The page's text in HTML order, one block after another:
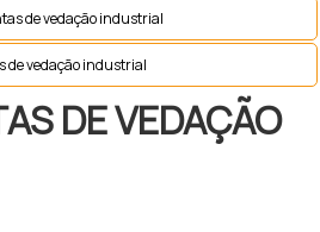
de vedação industrial
de vedação industrial
DE VEDAÇÃO